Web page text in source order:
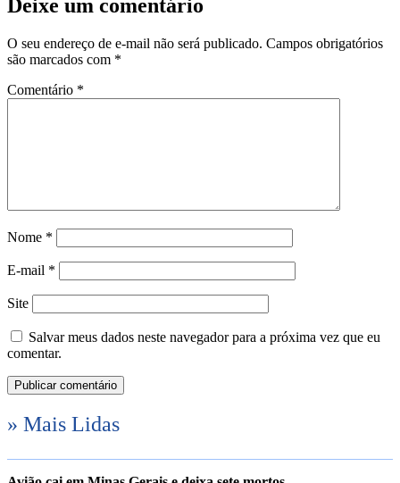
Deixe um comentário
O seu endereço de e-mail não será publicado. Campos obrigatórios
são marcados com *
Comentário *
Nome *
E-mail *
Site
Salvar meus dados neste navegador para a próxima vez que eu
comentar.
» Mais Lidas